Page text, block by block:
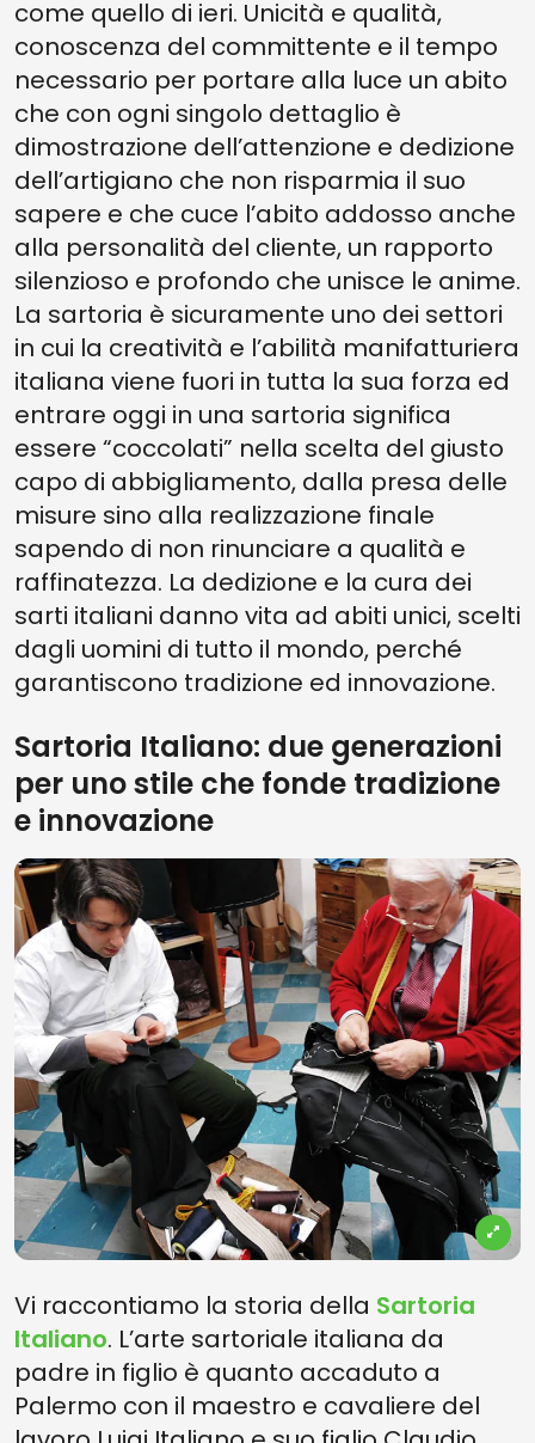
come quello di ieri. Unicità e qualità,
conoscenza del committente e il tempo
necessario per portare alla luce un abito
che con ogni singolo dettaglio è
dimostrazione dell’attenzione e dedizione
dell’artigiano che non risparmia il suo
sapere e che cuce l’abito addosso anche
alla personalità del cliente, un rapporto
silenzioso e profondo che unisce le anime.
La sartoria è sicuramente uno dei settori
in cui la creatività e l’abilità manifatturiera
italiana viene fuori in tutta la sua forza ed
entrare oggi in una sartoria significa
essere “coccolati” nella scelta del giusto
capo di abbigliamento, dalla presa delle
misure sino alla realizzazione finale
sapendo di non rinunciare a qualità e
raffinatezza. La dedizione e la cura dei
sarti italiani danno vita ad abiti unici, scelti
dagli uomini di tutto il mondo, perché
garantiscono tradizione ed innovazione.
Sartoria Italiano: due generazioni
per uno stile che fonde tradizione
e innovazione
Vi raccontiamo la storia della Sartoria
Italiano. L’arte sartoriale italiana da
padre in figlio è quanto accaduto a
Palermo con il maestro e cavaliere del